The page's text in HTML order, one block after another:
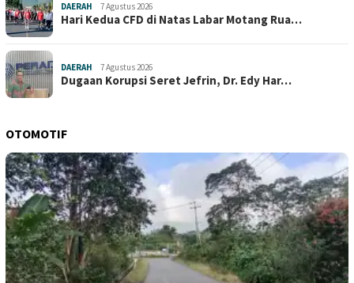
DAERAH 7 Agustus 2026
Hari Kedua CFD di Natas Labar Motang Rua…
DAERAH 7 Agustus 2026
Dugaan Korupsi Seret Jefrin, Dr. Edy Har…
OTOMOTIF